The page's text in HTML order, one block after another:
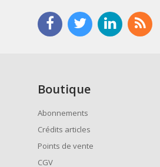
Boutique
Abonnements
Crédits articles
Points de vente
CGV